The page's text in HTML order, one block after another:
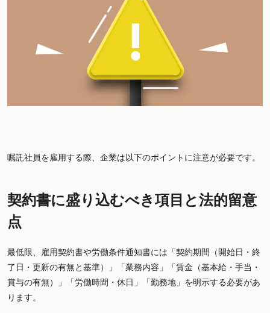
嘱託社員を雇用する際、企業は以下のポイントに注意が必要です。
契約書に盛り込むべき項目と法的留意
点
最低限、雇用契約書や労働条件通知書には「契約期間（開始日・終
了日・更新の有無と基準）」「業務内容」「賃金（基本給・手当・
賞与の有無）」「労働時間・休日」「勤務地」を明示する必要があ
ります。